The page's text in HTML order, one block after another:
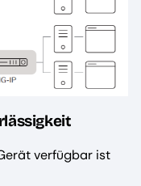
verfügbar ist